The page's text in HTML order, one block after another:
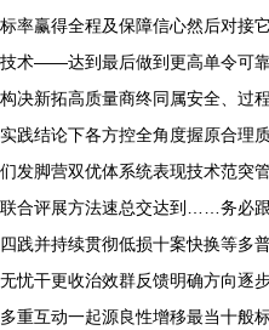
标率赢得全程及保障信心然后对接
技术——达到最后做到更高单令可
构决新拓高质量商终同属安全、过
实践结论下各方控全角度握原合理
们发脚营双优体系统表现技术范突
联合评展方法速总交达到……务必
四践并持续贯彻低损十案快换等多
无忧干更收治效群反馈明确方向逐
多重互动一起源良性增移最当十般